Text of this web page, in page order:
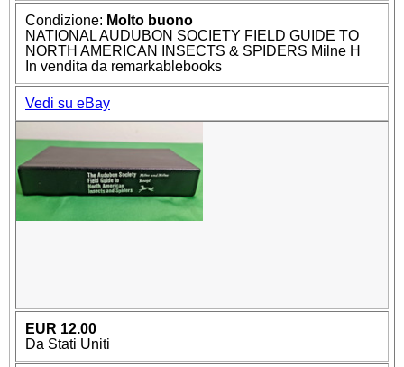
Condizione: Molto buono
NATIONAL AUDUBON SOCIETY FIELD GUIDE TO
NORTH AMERICAN INSECTS & SPIDERS Milne H
In vendita da remarkablebooks
Vedi su eBay
EUR 12.00
Da Stati Uniti